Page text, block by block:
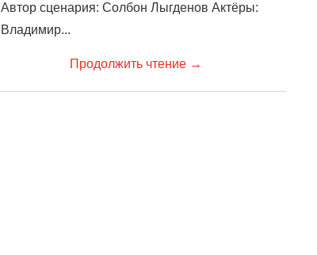
Автор сценария: Солбон Лыгденов Актёры:
Владимир...
Продолжить чтение →